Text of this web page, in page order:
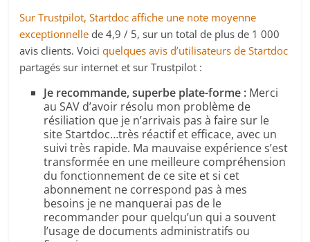
Sur Trustpilot, Startdoc affiche une note moyenne
exceptionnelle de 4,9 / 5, sur un total de plus de 1 000
avis clients. Voiciquelquesavis d’utilisateurs de Startdoc
partagés sur internet et sur Trustpilot :
Je recommande, superbe plate-forme : Merci
au SAV d’avoir résolu mon problème de
résiliation que je n’arrivais pas à faire sur le
site Startdoc…très réactif et efficace, avec un
suivi très rapide. Ma mauvaise expérience s’est
transformée en une meilleure compréhension
du fonctionnement de ce site et si cet
abonnement ne correspond pas à mes
besoins je ne manquerai pas de le
recommander pour quelqu’un qui a souvent
l’usage de documents administratifs ou